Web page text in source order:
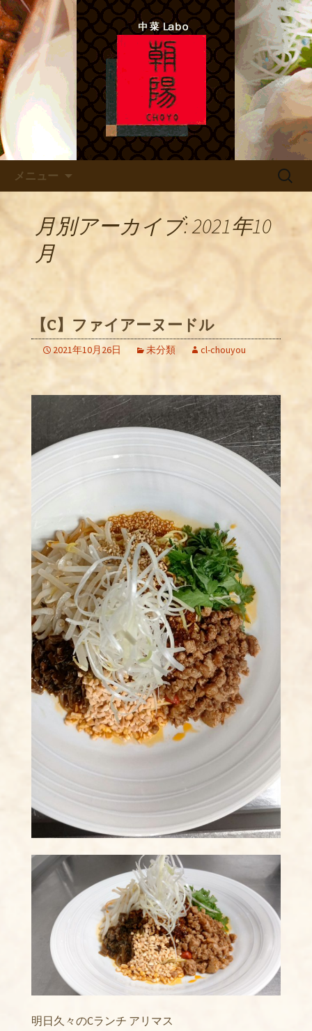
北新地ので本格四川料理 「中
菜Labo.朝陽」
中菜Lab.朝陽 シェフのあれこれ
メニュー
検
月別アーカイブ: 2021年10
月
【C】ファイアーヌードル
2021年10月26日 未分類 cl-chouyou
明日久々のCランチ アリマス